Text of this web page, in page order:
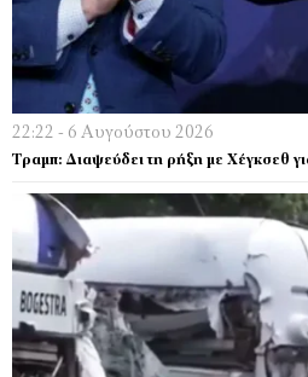
22:22 - 6 Αυγούστου 2026
Τραμπ: Διαψεύδει τη ρήξη με Χέγκσεθ